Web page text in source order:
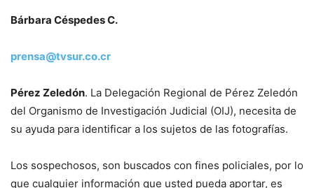
Bárbara Céspedes C.
prensa@tvsur.co.cr
Pérez Zeledón. La Delegación Regional de Pérez Zeledón
del Organismo de Investigación Judicial (OIJ), necesita de
su ayuda para identificar a los sujetos de las fotografías.
Los sospechosos, son buscados con fines policiales, por lo
que cualquier información que usted pueda aportar, es